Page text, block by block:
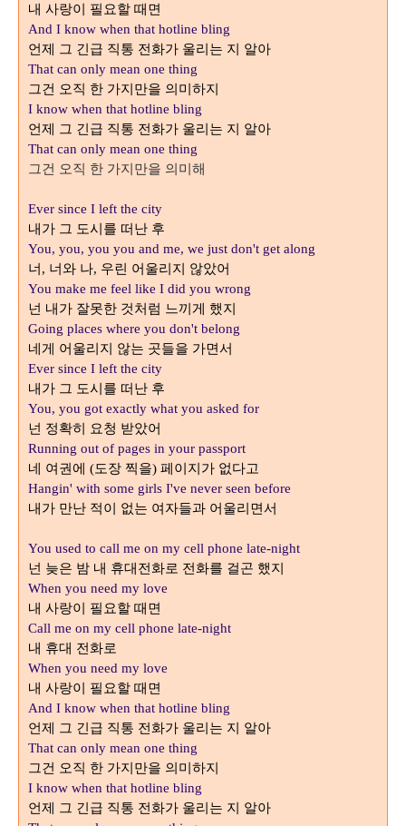
내 사랑이 필요할 때면
And I know when that hotline bling
언제 그 긴급 직통 전화가 울리는 지 알아
That can only mean one thing
그건 오직 한 가지만을 의미하지
I know when that hotline bling
언제 그 긴급 직통 전화가 울리는 지 알아
That can only mean one thing
그건 오직 한 가지만을 의미해
Ever since I left the city
내가 그 도시를 떠난 후
You, you, you you and me, we just don't get along
너, 너와 나, 우린 어울리지 않았어
You make me feel like I did you wrong
넌 내가 잘못한 것처럼 느끼게 했지
Going places where you don't belong
네게 어울리지 않는 곳들을 가면서
Ever since I left the city
내가 그 도시를 떠난 후
You, you got exactly what you asked for
넌 정확히 요청 받았어
Running out of pages in your passport
네 여권에 (도장 찍을) 페이지가 없다고
Hangin' with some girls I've never seen before
내가 만난 적이 없는 여자들과 어울리면서
You used to call me on my cell phone late-night
넌 늦은 밤 내 휴대전화로 전화를 걸곤 했지
When you need my love
내 사랑이 필요할 때면
Call me on my cell phone late-night
내 휴대 전화로
When you need my love
내 사랑이 필요할 때면
And I know when that hotline bling
언제 그 긴급 직통 전화가 울리는 지 알아
That can only mean one thing
그건 오직 한 가지만을 의미하지
I know when that hotline bling
언제 그 긴급 직통 전화가 울리는 지 알아